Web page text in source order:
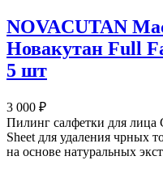
NOVACUTAN
Новакутан Full
5 шт
3 000 ₽
Пилинг салфетки для лица
Sheet для удаления чрных
на основе натуральных